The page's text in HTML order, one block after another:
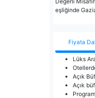
eşliğinde
Fiyata
Lüks
Açık
Açık